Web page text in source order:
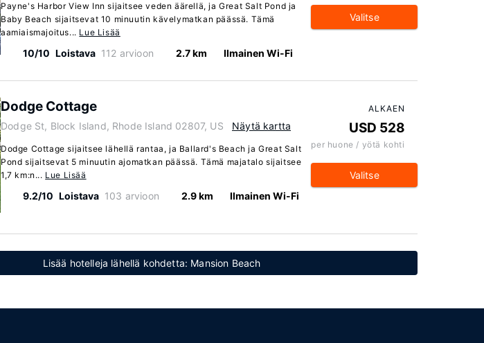
Payne's Harbor View Inn sijaitsee veden äärellä, ja Great Salt Pond ja
Baby Beach sijaitsevat 10 minuutin kävelymatkan päässä. Tämä
aamiaismajoitus... Lue Lisää
10/10 Loistava 112 arvioon 2.7 km Ilmainen Wi-Fi
Valitse
Dodge Cottage
Dodge St, Block Island, Rhode Island 02807, US Näytä kartta
Dodge Cottage sijaitsee lähellä rantaa, ja Ballard's Beach ja Great Salt
Pond sijaitsevat 5 minuutin ajomatkan päässä. Tämä majatalo sijaitsee
1,7 km:n... Lue Lisää
9.2/10 Loistava 103 arvioon 2.9 km Ilmainen Wi-Fi
ALKAEN
USD 528
per huone / yötä kohti
Valitse
Lisää hotelleja lähellä kohdetta: Mansion Beach